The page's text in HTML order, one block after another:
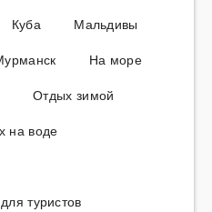
Куба
Мальдивы
На море
Отдых зимой
на воде
туристов